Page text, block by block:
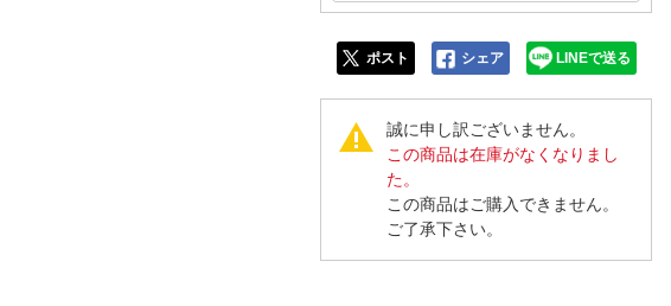
ポスト シェア LINEで送る
誠に申し訳ございません。
この商品は在庫がなくなりまし
た。
この商品はご購入できません。
ご了承下さい。